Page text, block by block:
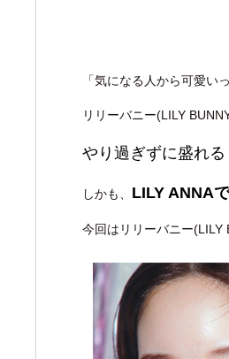
「気になる人から可愛い
リリーバニー(LILY
やり過ぎずに盛れ
しかも、 LILY ANNA
今回はリリーバニー(LILY